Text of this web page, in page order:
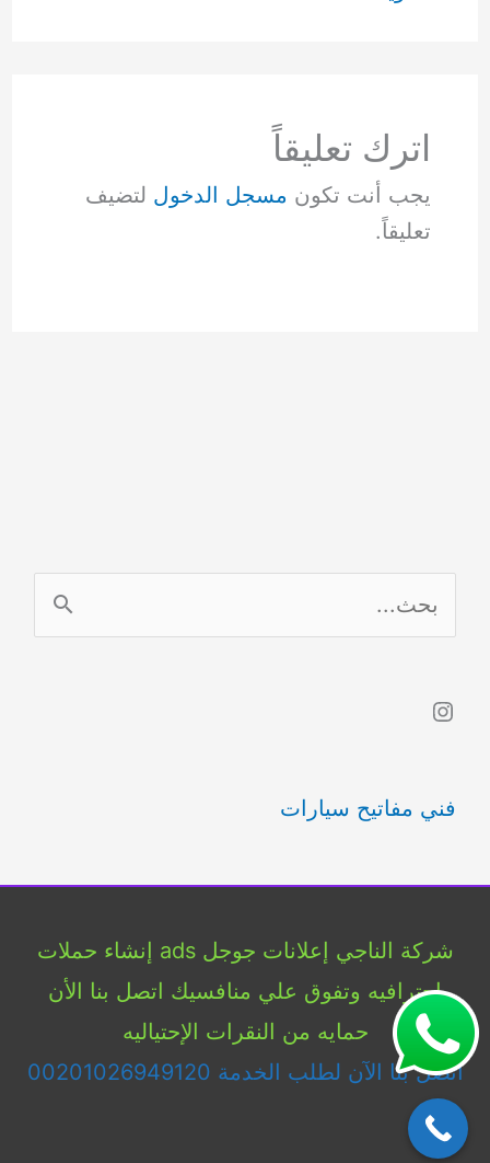
اترك تعليقاً
يجب أنت تكون مسجل الدخول لتضيف
تعليقاً.
ل
ح
ع
Instagram
فني مفاتيح سيارات
شركة الناجي إعلانات جوجل ads إنشاء حملات
إحترافيه وتفوق علي منافسيك اتصل بنا الأن
حمايه من النقرات الإحتياليه
اتصل بنا الآن لطلب الخدمة 00201026949120